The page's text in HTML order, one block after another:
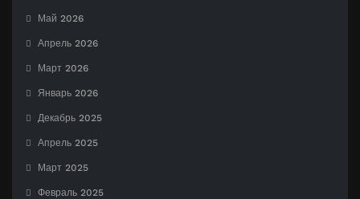
Май 2026
Апрель 2026
Март 2026
Январь 2026
Декабрь 2025
Апрель 2025
Март 2025
Февраль 2025